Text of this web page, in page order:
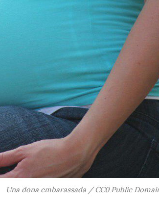
Una dona embarassada / CC0 Public